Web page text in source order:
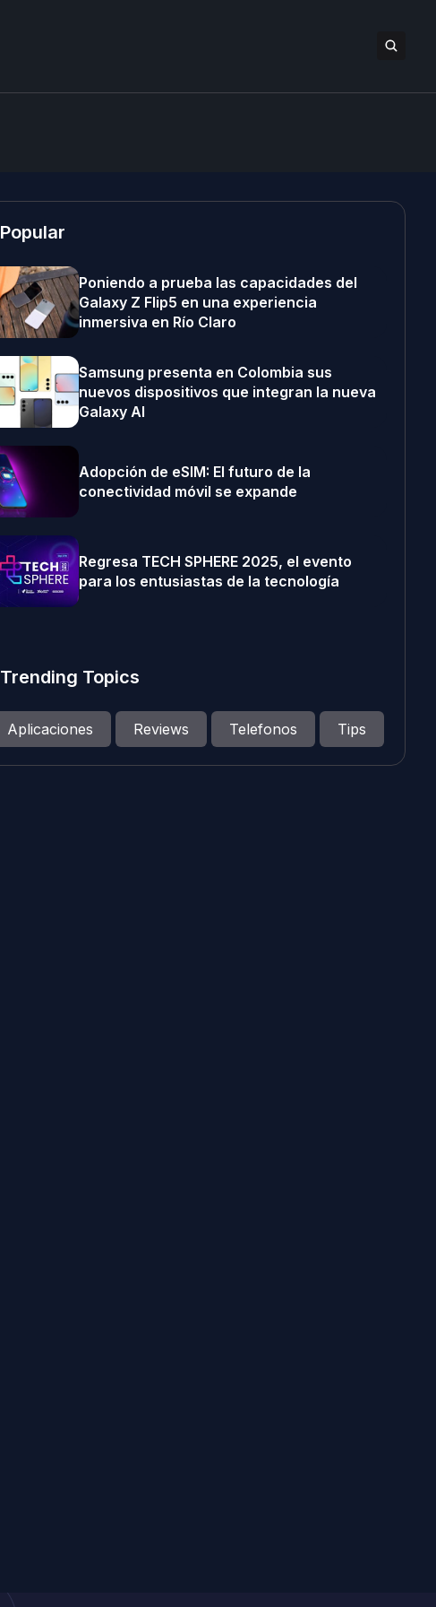
Popular
Poniendo a prueba las capacidades del
Galaxy Z Flip5 en una experiencia
inmersiva en Río Claro
Samsung presenta en Colombia sus
nuevos dispositivos que integran la nueva
Galaxy AI
Adopción de eSIM: El futuro de la
conectividad móvil se expande
Regresa TECH SPHERE 2025, el evento
para los entusiastas de la tecnología
Trending Topics
Aplicaciones Reviews Telefonos Tips